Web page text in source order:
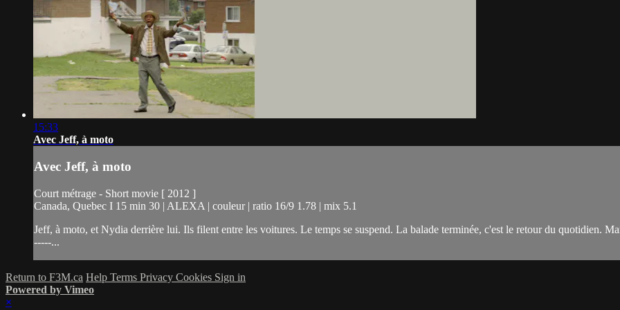
15:33
Avec Jeff, à moto
Avec Jeff, à moto
Court métrage - Short movie [ 2012 ]
Canada, Quebec I 15 min 30 | ALEXA | couleur | ratio 16/9 1.78 | mix 5.1
Jeff, à moto, et Nydia derrière lui. Ils filent entre les voitures. Le temps se suspend. La balade terminée, c'est le retour du quotidien.
-----...
Return to F3M.ca Help Terms Privacy Cookies Sign in
Powered by Vimeo
×